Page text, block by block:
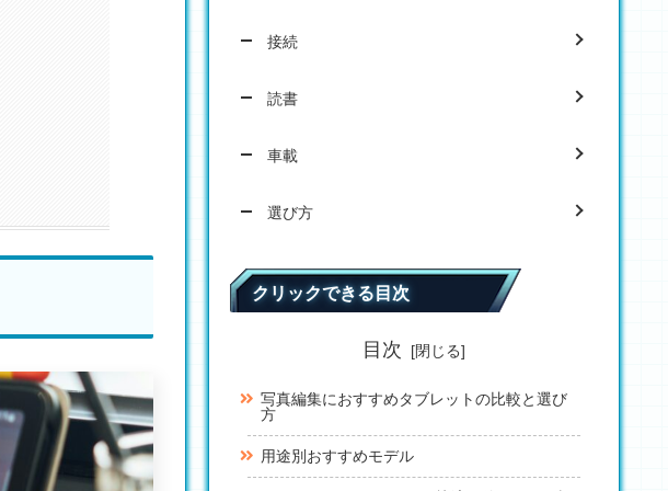
接続
読書
車載
選び方
クリックできる目次
目次
写真編集におすすめタブレットの比較と選び
方
用途別おすすめモデル